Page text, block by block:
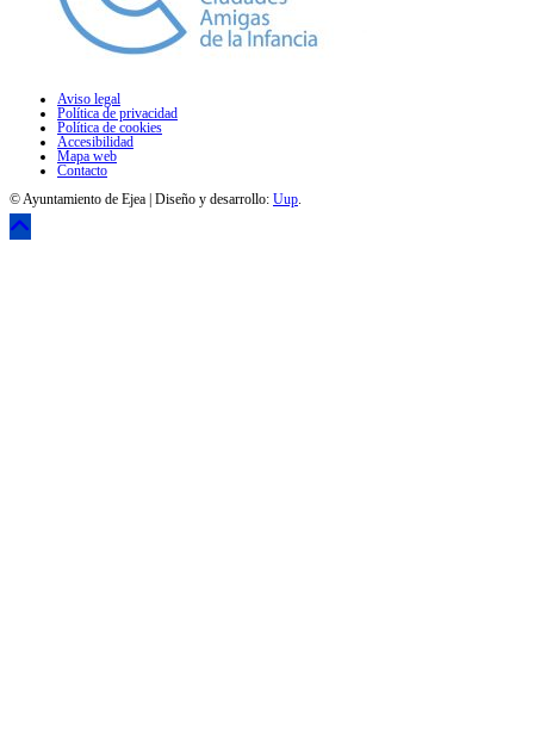
Aviso legal
Política de privacidad
Política de cookies
Accesibilidad
Mapa web
Contacto
© Ayuntamiento de Ejea | Diseño y desarrollo: Uup.